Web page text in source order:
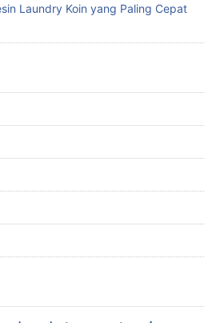
Laundry Koin yang Paling Cepat